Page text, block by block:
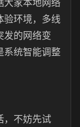
大家本地网络
验环境，多线
发的网络变
系统智能调整
，不妨先试